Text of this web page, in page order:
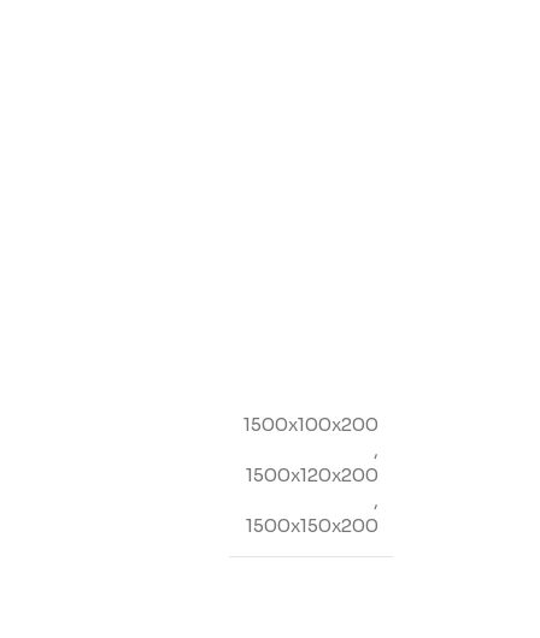
1500x100x200
,
1500x120x200
,
1500x150x200